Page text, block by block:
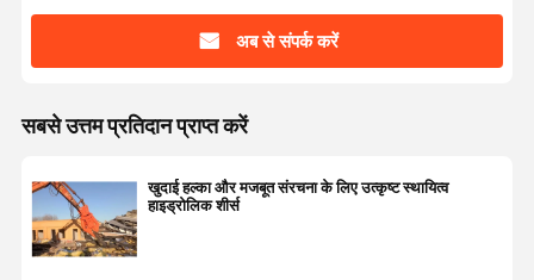
अब से संपर्क करें
सबसे उत्तम प्रतिदान प्राप्त करें
खुदाई हल्का और मजबूत संरचना के लिए उत्कृष्ट स्थायित्व
हाइड्रोलिक शीर्स